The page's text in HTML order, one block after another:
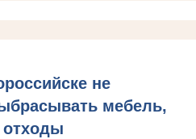
не
мебель,
отходы